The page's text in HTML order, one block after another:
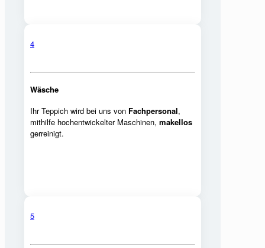
4
Wäsche
Ihr Teppich wird bei uns von Fachpersonal,
mithilfe hochentwickelter Maschinen, makellos
gerreinigt.
5